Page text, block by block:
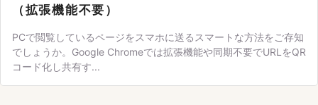
（拡張機能不要）
PCで閲覧しているページをスマホに送るスマートな方法をご存知
でしょうか。Google Chromeでは拡張機能や同期不要でURLをQR
コード化し共有す...